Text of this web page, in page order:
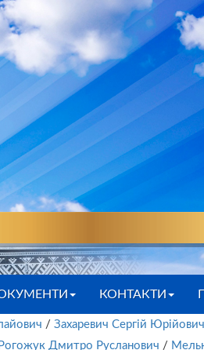
КОНТАКТИ
/ Захаревич Сергій Юрійович
Рогожук Дмитро Русланович /